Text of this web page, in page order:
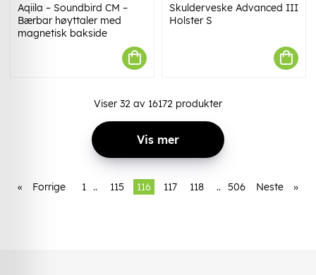
Aqiila – Soundbird CM –
Bærbar høyttaler med
magnetisk bakside
Skulderveske Advanced III
Holster S
Viser 32 av 16172 produkter
Vis mer
« Forrige 1 .. 115 116 117 118 .. 506 Neste »